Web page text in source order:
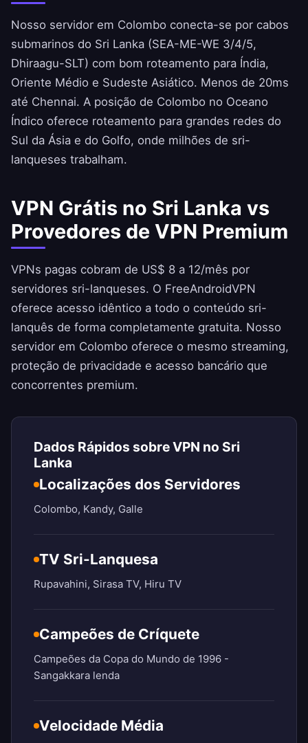
Nosso servidor em Colombo conecta-se por cabos
submarinos do Sri Lanka (SEA-ME-WE 3/4/5,
Dhiraagu-SLT) com bom roteamento para Índia,
Oriente Médio e Sudeste Asiático. Menos de 20ms
até Chennai. A posição de Colombo no Oceano
Índico oferece roteamento para grandes redes do
Sul da Ásia e do Golfo, onde milhões de sri-
lanqueses trabalham.
VPN Grátis no Sri Lanka vs
Provedores de VPN Premium
VPNs pagas cobram de US$ 8 a 12/mês por
servidores sri-lanqueses. O FreeAndroidVPN
oferece acesso idêntico a todo o conteúdo sri-
lanquês de forma completamente gratuita. Nosso
servidor em Colombo oferece o mesmo streaming,
proteção de privacidade e acesso bancário que
concorrentes premium.
Dados Rápidos sobre VPN no Sri
Lanka
Localizações dos Servidores
Colombo, Kandy, Galle
TV Sri-Lanquesa
Rupavahini, Sirasa TV, Hiru TV
Campeões de Críquete
Campeões da Copa do Mundo de 1996 -
Sangakkara lenda
Velocidade Média